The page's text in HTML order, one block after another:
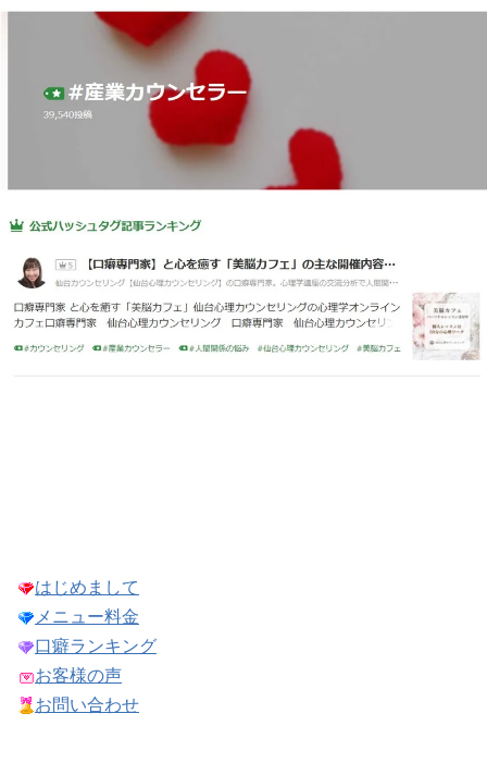
はじめまして
メニュー料金
口癖ランキング
お客様の声
お問い合わせ